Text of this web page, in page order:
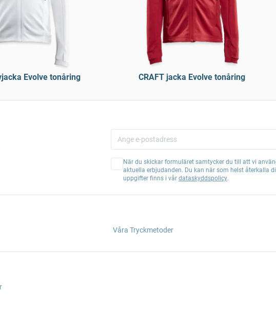
Evolve tonåring CRAFT jacka Evolve tonåring
När du skickar formuläret samtycker du till att vi
aktuella erbjudanden. Du kan när som helst återkalla
uppgifter finns i vår dataskyddspolicy.
Våra Tryckmetoder